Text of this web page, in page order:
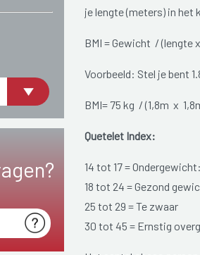
je lengte (meters) in het
BMI = Gewicht / (lengte
Voorbeeld: Stel je bent
BMI= 75 kg / (1,8m x
Quetelet Index:
14 tot 17 =
18 tot 24 = Gezond
25 tot 29 = Te zwaar
30 tot 45 = Ernstig